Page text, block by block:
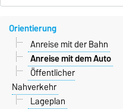
Orientierung
Anreise mit der Bahn
Anreise mit dem Auto
Öffentlicher
Nahverkehr
Lageplan